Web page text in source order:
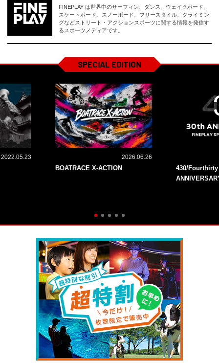
FINEPLAY は世界中のサーフィン、ダンス、ウェイクボード、
スケートボード、スノーボード、フリースタイル、クライミン
グなどストリート・アクションスポーツに関する情報を発信す
るスポーツメディアです。
SPECIAL EDITION
2022.05.23 2026.06.26
BOATRACE X-ACTION
430/